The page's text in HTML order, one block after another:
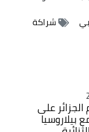
شراكة
على
بيلاروسيا